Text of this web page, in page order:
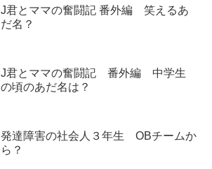
J君とママの奮闘記 番外編 笑えるあ
だ名？
J君とママの奮闘記 番外編 中学生
の頃のあだ名は？
発達障害の社会人３年生 OBチームか
ら？